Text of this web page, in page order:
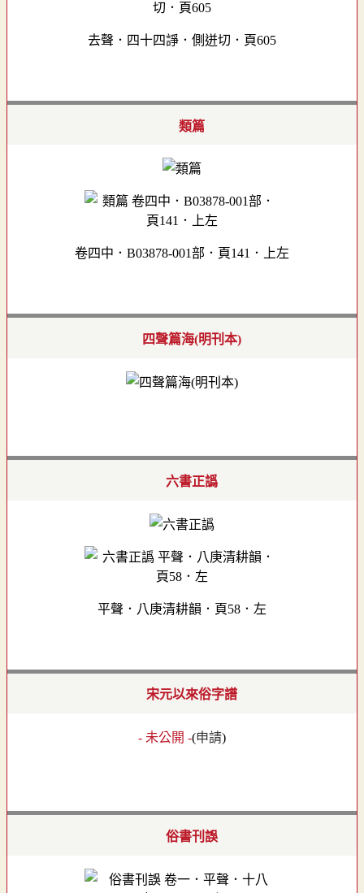
去聲．四十四諍．側迸切．頁605
類篇
卷四中．B03878-001部．頁141．上左
四聲篇海(明刊本)
六書正譌
平聲．八庚清耕韻．頁58．左
宋元以來俗字譜
- 未公開 -(申請)
俗書刊誤